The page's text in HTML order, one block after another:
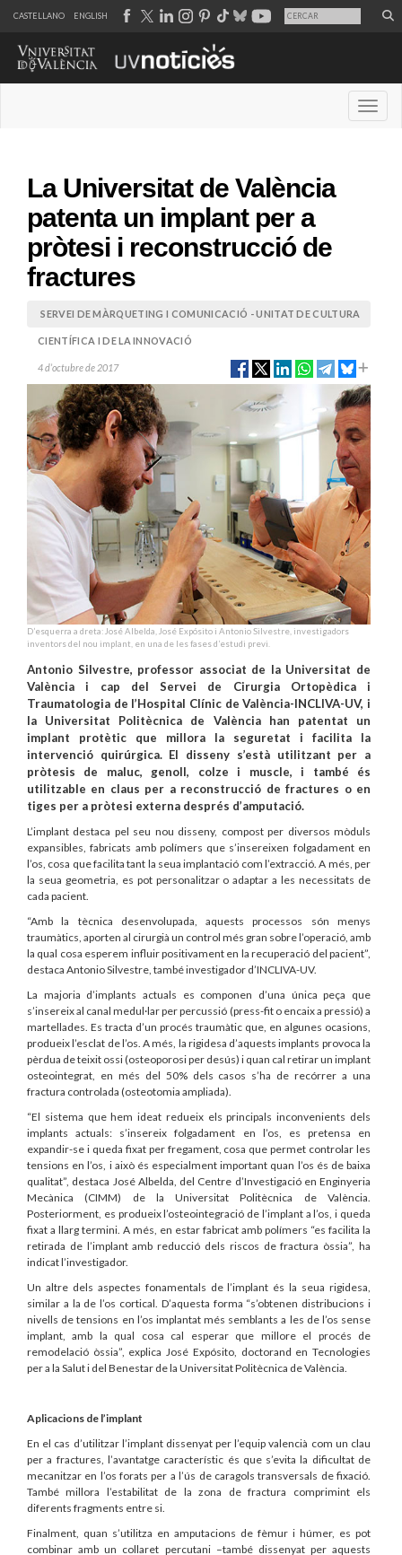
CASTELLANO ENGLISH
La Universitat de València
patenta un implant per a
pròtesi i reconstrucció de
fractures
SERVEI DE MÀRQUETING I COMUNICACIÓ - UNITAT DE CULTURA
CIENTÍFICA I DE LA INNOVACIÓ
4 d’octubre de 2017
D’esquerra a dreta: José Albelda, José Expósito i Antonio Silvestre, investigadors
inventors del nou implant, en una de les fases d’estudi previ.
Antonio Silvestre, professor associat de la Universitat de
València i cap del Servei de Cirurgia Ortopèdica i
Traumatologia de l’Hospital Clínic de València-INCLIVA-UV, i
la Universitat Politècnica de València han patentat un
implant protètic que millora la seguretat i facilita la
intervenció quirúrgica. El disseny s’està utilitzant per a
pròtesis de maluc, genoll, colze i muscle, i també és
utilitzable en claus per a reconstrucció de fractures o en
tiges per a pròtesi externa després d’amputació.
L’implant destaca pel seu nou disseny, compost per diversos mòduls
expansibles, fabricats amb polímers que s’insereixen folgadament en
l’os, cosa que facilita tant la seua implantació com l’extracció. A més, per
la seua geometria, es pot personalitzar o adaptar a les necessitats de
cada pacient.
“Amb la tècnica desenvolupada, aquests processos són menys
traumàtics, aporten al cirurgià un control més gran sobre l’operació, amb
la qual cosa esperem influir positivament en la recuperació del pacient”,
destaca Antonio Silvestre, també investigador d’INCLIVA-UV.
La majoria d’implants actuals es componen d’una única peça que
s’insereix al canal medul·lar per percussió (press-fit o encaix a pressió) a
martellades. Es tracta d’un procés traumàtic que, en algunes ocasions,
produeix l’esclat de l’os. A més, la rigidesa d’aquests implants provoca la
pèrdua de teixit ossi (osteoporosi per desús) i quan cal retirar un implant
osteointegrat, en més del 50% dels casos s’ha de recórrer a una
fractura controlada (osteotomia ampliada).
“El sistema que hem ideat redueix els principals inconvenients dels
implants actuals: s’insereix folgadament en l’os, es pretensa en
expandir-se i queda fixat per fregament, cosa que permet controlar les
tensions en l’os, i això és especialment important quan l’os és de baixa
qualitat”, destaca José Albelda, del Centre d’Investigació en Enginyeria
Mecànica (CIMM) de la Universitat Politècnica de València.
Posteriorment, es produeix l’osteointegració de l’implant a l’os, i queda
fixat a llarg termini. A més, en estar fabricat amb polímers “es facilita la
retirada de l’implant amb reducció dels riscos de fractura òssia”, ha
indicat l’investigador.
Un altre dels aspectes fonamentals de l’implant és la seua rigidesa,
similar a la de l’os cortical. D’aquesta forma “s’obtenen distribucions i
nivells de tensions en l’os implantat més semblants a les de l’os sense
implant, amb la qual cosa cal esperar que millore el procés de
remodelació òssia”, explica José Expósito, doctorand en Tecnologies
per a la Salut i del Benestar de la Universitat Politècnica de València.
Aplicacions de l’implant
En el cas d’utilitzar l’implant dissenyat per l’equip valencià com un clau
per a fractures, l’avantatge característic és que s’evita la dificultat de
mecanitzar en l’os forats per a l’ús de caragols transversals de fixació.
També millora l’estabilitat de la zona de fractura comprimint els
diferents fragments entre si.
Finalment, quan s’utilitza en amputacions de fèmur i húmer, es pot
combinar amb un collaret percutani –també dissenyat per aquests